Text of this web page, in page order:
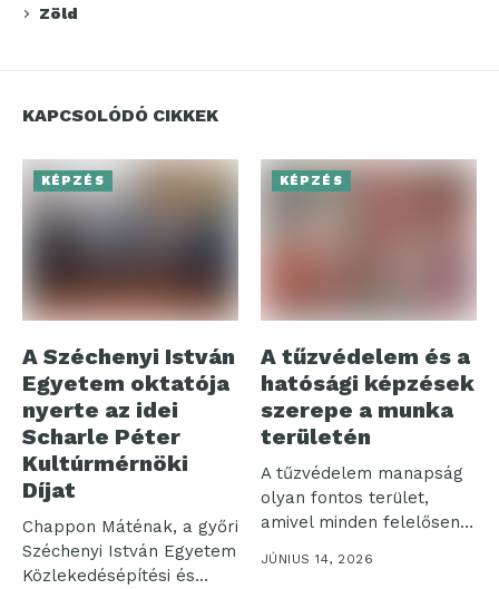
Zöld
KAPCSOLÓDÓ CIKKEK
KÉPZÉS
A Széchenyi István
Egyetem oktatója
nyerte az idei
Scharle Péter
Kultúrmérnöki
Díjat
Chappon Máténak, a győri
Széchenyi István Egyetem
Közlekedésépítési és
KÉPZÉS
A tűzvédelem és a
hatósági képzések
szerepe a munka
területén
A tűzvédelem manapság
olyan fontos terület,
amivel minden felelősen
működő vállalkozásnak
foglalkoznia...
JÚNIUS 14, 2026